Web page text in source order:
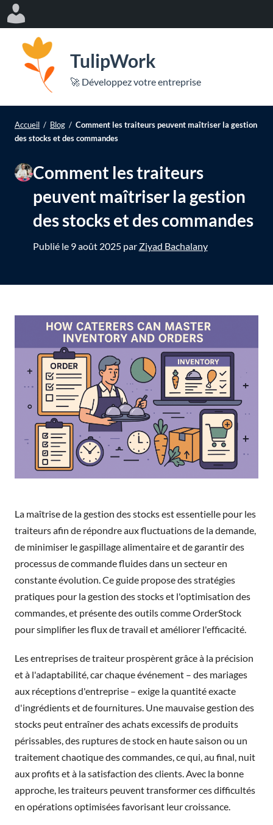
In
TulipWork
🚀 Développez votre entreprise
Accueil / Blog / Comment les traiteurs peuvent maîtriser la gestion
des stocks et des commandes
Comment les traiteurs
peuvent maîtriser la gestion
des stocks et des commandes
Publié le 9 août 2025par Ziyad Bachalany
La maîtrise de la gestion des stocks est essentielle pour les
traiteurs afin de répondre aux fluctuations de la demande,
de minimiser le gaspillage alimentaire et de garantir des
processus de commande fluides dans un secteur en
constante évolution. Ce guide propose des stratégies
pratiques pour la gestion des stocks et l'optimisation des
commandes, et présente des outils comme OrderStock
pour simplifier les flux de travail et améliorer l'efficacité.
Les entreprises de traiteur prospèrent grâce à la précision
et à l'adaptabilité, car chaque événement – ​​des mariages
aux réceptions d'entreprise – exige la quantité exacte
d'ingrédients et de fournitures. Une mauvaise gestion des
stocks peut entraîner des achats excessifs de produits
périssables, des ruptures de stock en haute saison ou un
traitement chaotique des commandes, ce qui, au final, nuit
aux profits et à la satisfaction des clients. Avec la bonne
approche, les traiteurs peuvent transformer ces difficultés
en opérations optimisées favorisant leur croissance.